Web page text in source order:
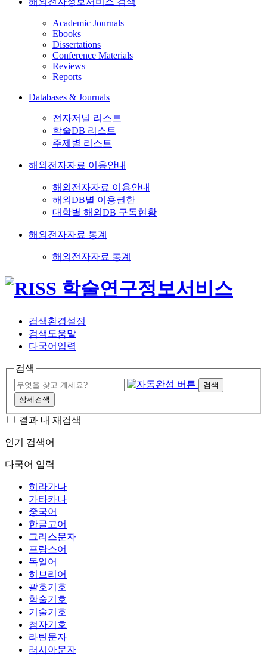
Academic Journals
Ebooks
Dissertations
Conference Materials
Reviews
Reports
Databases & Journals
전자저널 리스트
학술DB 리스트
주제별 리스트
해외전자자료 이용안내
해외전자자료 이용안내
해외DB별 이용권한
대학별 해외DB 구독현황
해외전자자료 통계
해외전자자료 통계
검색환경설정
검색도움말
다국어입력
검색
검색
상세검색
결과 내 재검색
인기 검색어
다국어 입력
히라가나
가타카나
중국어
한글고어
그리스문자
프랑스어
독일어
히브리어
괄호기호
학술기호
기술기호
첨자기호
라틴문자
러시아문자